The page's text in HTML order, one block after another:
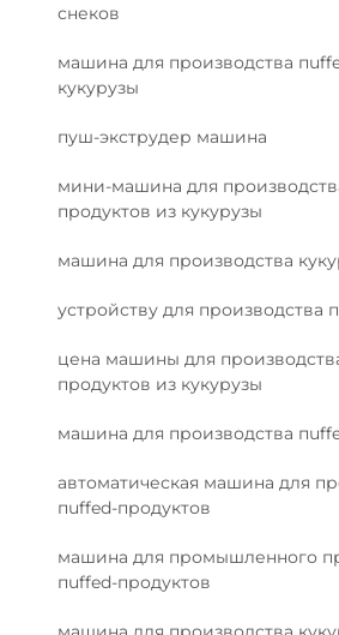
снеков
машина для производства
кукурузы
пуш-экструдер машина
мини-машина для
продуктов из кукурузы
машина для производства
устройству для производства
цена машины для
продуктов из кукурузы
машина для производства
автоматическая машина для
пuffed-продуктов
машина для промышленного
пuffed-продуктов